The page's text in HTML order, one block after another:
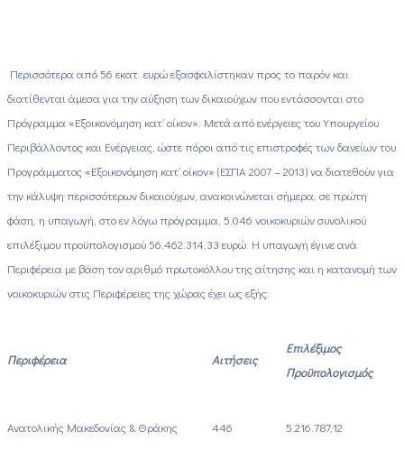
Περισσότερα από 56 εκατ. ευρώ εξασφαλίστηκαν προς το παρόν και
διατίθενται άμεσα για την αύξηση των δικαιούχων που εντάσσονται στο
Πρόγραμμα «Εξοικονόμηση κατ’ οίκον». Μετά από ενέργειες του Υπουργείου
Περιβάλλοντος και Ενέργειας, ώστε πόροι από τις επιστροφές των δανείων του
Προγράμματος «Εξοικονόμηση κατ’ οίκον» (ΕΣΠΑ 2007 – 2013) να διατεθούν για
την κάλυψη περισσότερων δικαιούχων, ανακοινώνεται σήμερα, σε πρώτη
φάση, η υπαγωγή, στο εν λόγω πρόγραμμα, 5.046 νοικοκυριών συνολικού
επιλέξιμου προϋπολογισμού 56.462.314,33 ευρώ. Η υπαγωγή έγινε ανά
Περιφέρεια με βάση τον αριθμό πρωτοκόλλου της αίτησης και η κατανομή των
νοικοκυριών στις Περιφέρειες της χώρας έχει ως εξής:
Περιφέρεια Αιτήσεις
Επιλέξιμος
Προϋπολογισμός
Ανατολικής Μακεδονίας & Θράκης 446 5.216.787,12